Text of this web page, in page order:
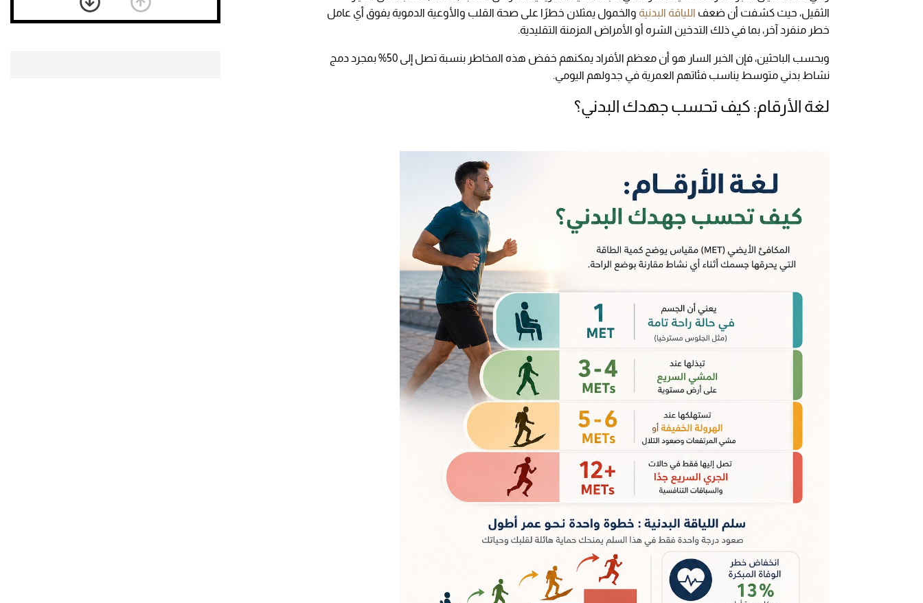
الثقيل، حيث كشفت أن ضعف اللياقة البدنية والخمول يمثلان خطرًا على صحة القلب والأوعية الدموية يفوق أي عامل
خطر منفرد آخر، بما في ذلك التدخين الشره أو الأمراض المزمنة التقليدية.
وبحسب الباحثين، فإن الخبر السار هو أن معظم الأفراد يمكنهم خفض هذه المخاطر بنسبة تصل إلى 50% بمجرد دمج
نشاط بدني متوسط يناسب فئاتهم العمرية في جدولهم اليومي.
لغة الأرقام: كيف تحسب جهدك البدني؟
بعد 7 أشهر من تعرضه لحادث
مروع.. جوشوا يفوز على برينغا